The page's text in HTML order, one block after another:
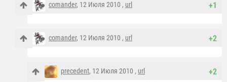
+1
comander, 12 Июля 2010 , url
+2
comander, 12 Июля 2010 , url
+2
precedent, 12 Июля 2010 , url